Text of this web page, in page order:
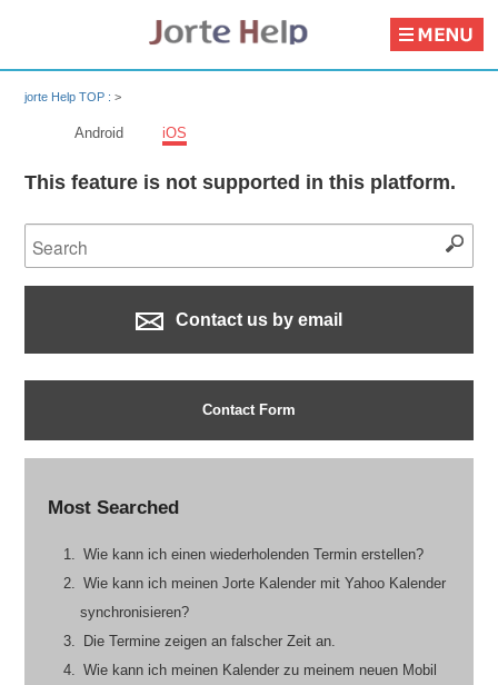
jorte Help TOP :>
Android iOS
This feature is not supported in this platform.
Contact us by email
Contact Form
Most Searched
Wie kann ich einen wiederholenden Termin erstellen?
Wie kann ich meinen Jorte Kalender mit Yahoo Kalender
synchronisieren?
Die Termine zeigen an falscher Zeit an.
Wie kann ich meinen Kalender zu meinem neuen Mobil